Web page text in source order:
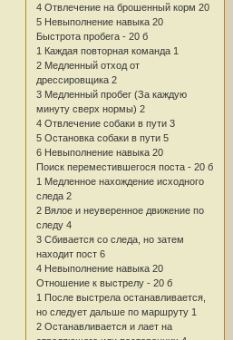
4 Отвлечение на брошенный корм 20
5 Невыполнение навыка 20
Быстрота пробега - 20 б
1 Каждая повторная команда 1
2 Медленный отход от
дрессировщика 2
3 Медленный пробег (За каждую
минуту сверх нормы) 2
4 Отвлечение собаки в пути 3
5 Остановка собаки в пути 5
6 Невыполнение навыка 20
Поиск переместившегося поста - 20 б
1 Медленное нахождение исходного
следа 2
2 Вялое и неуверенное движение по
следу 4
3 Сбивается со следа, но затем
находит пост 6
4 Невыполнение навыка 20
Отношение к выстрелу - 20 б
1 После выстрела останавливается,
но следует дальше по маршруту 1
2 Останавливается и лает на